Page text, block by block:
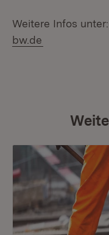
Weitere Infos unter:
bw.de